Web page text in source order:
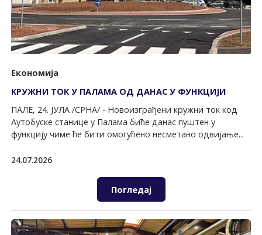
Економија
КРУЖНИ ТОК У ПАЛАМА ОД ДАНАС У ФУНКЦИЈИ
ПАЛЕ, 24. ЈУЛА /СРНА/ - Новоизграђени кружни ток код
Аутобуске станице у Палама биће данас пуштен у
функцију чиме ће бити омогућено несметано одвијање...
24.07.2026
Погледај